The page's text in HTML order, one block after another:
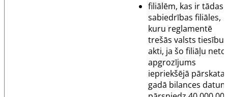
filiālēm, kas ir tādas
sabiedrības filiāles,
kuru reglamentē
trešās valsts tiesību
akti, ja šo filiāļu neto
apgrozījums
iepriekšējā pārskata
gadā bilances